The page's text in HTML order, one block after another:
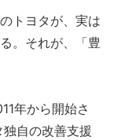
トヨタが、実は
。それが、「豊
年から開始さ
自の改善支援